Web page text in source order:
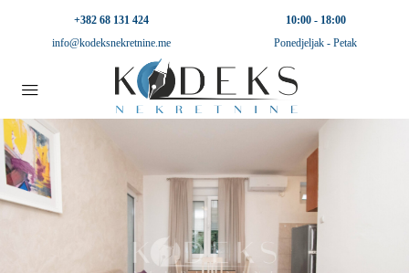
+382 68 131 424
info@kodeksnekretnine.me
10:00 - 18:00
Ponedjeljak - Petak